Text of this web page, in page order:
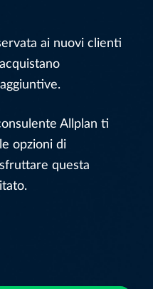
ai nuovi clienti
Allplan ti
opzioni di
questa